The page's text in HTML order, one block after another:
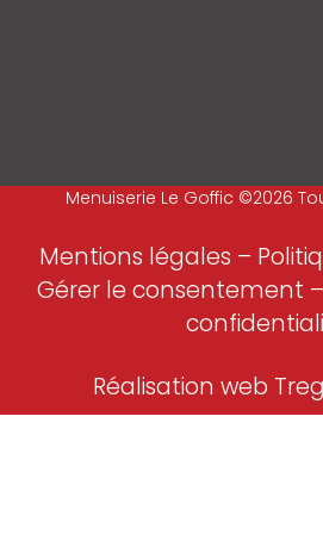
Menuiserie Le Goffic ©2026
Mentions légales –
Gérer le consentement –
Réalisation web